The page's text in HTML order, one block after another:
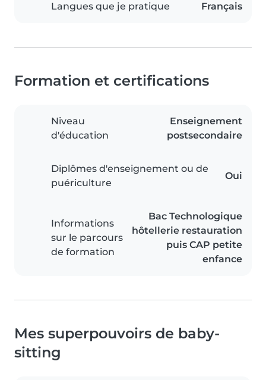
Langues que je pratique Français
Formation et certifications
Niveau
d'éducation
Enseignement
postsecondaire
Diplômes d'enseignement ou de
puériculture
Oui
Informations
sur le parcours
de formation
Bac Technologique
hôtellerie restauration
puis CAP petite
enfance
Mes superpouvoirs de baby-
sitting